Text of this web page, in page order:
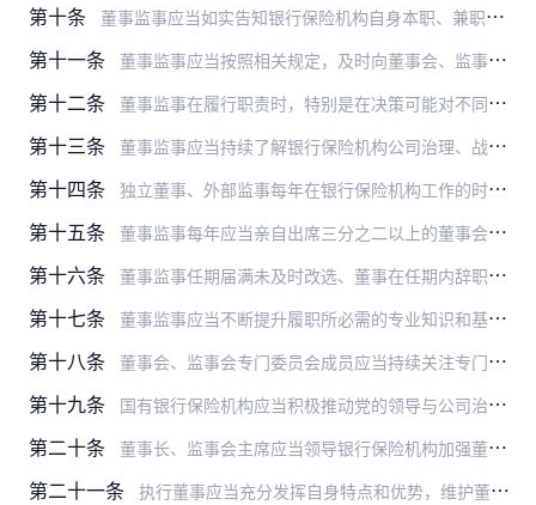
第十条 董事监事应当如实告知银行保险机构自身本职、兼职情况，确保任职情况符合监管要求，并且与银行保险机构不存在利益冲突。
第十一条 董事监事应当按照相关规定，及时向董事会、监事会报告关联关系、一致行动关系及变动情况。董事监事应当严格遵守关联交易和履职回避相关规定。
第十二条 董事监事在履行职责时，特别是在决策可能对不同股东造成不同影响的事项时，应当坚持公平原则。董事监事发现股东、其他单位、个人对银行保险机构进行不当干预或限制的，应当…
第十三条 董事监事应当持续了解银行保险机构公司治理、战略管理、经营投资、风险管理、内控合规、财务会计等情况，依法合规参会议事、提出意见建议和行使表决权，对职责范围内的事项…
第十四条 独立董事、外部监事每年在银行保险机构工作的时间不得少于15个工作日。
第十五条 董事监事每年应当亲自出席三分之二以上的董事会、监事会现场会议。因故不能出席的，应当书面委托其他董事监事代为出席，委托书中应当载明董事监事本人对议案的个人意见和表…
第十六条 董事监事任期届满未及时改选、董事在任期内辞职导致董事会成员低于法定人数或者公司章程规定人数的三分之二、监事在任期内辞职导致监事会成员低于法定人数的，在改选出的董…
第十七条 董事监事应当不断提升履职所必需的专业知识和基本素质，了解掌握与银行保险机构经营管理相关的法律法规和监管规定，积极参加监管部门、行业协会和银行保险机构等组织的培训…
第十八条 董事会、监事会专门委员会成员应当持续关注专门委员会职责范围内的相关事项，及时提出专业意见，提请专门委员会关注或审议。担任专门委员会主任委员的董事监事，应当及时组…
第十九条 国有银行保险机构应当积极推动党的领导与公司治理有机融合。担任党委成员的董事监事，应当在决策和监督过程中严格落实党组织决定，促进党委会与董事会、监事会之间的信息沟…
第二十条 董事长、监事会主席应当领导银行保险机构加强董事会、监事会建设，切实提升董事会、监事会运行质效。
第二十一条 执行董事应当充分发挥自身特点和优势，维护董事会在战略决策中的核心地位，支持配合监事会的监督工作，确保董事会职责范围内的事项及时提交董事会审议，落实高级管理层向董…